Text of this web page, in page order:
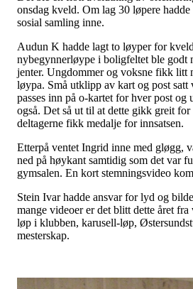
onsdag kveld. Om lag 30 løpere
sosial samling inne.
Audun K hadde lagt to løyper for
nybegynnerløype i boligfeltet ble godt
jenter. Ungdommer og voksne fikk litt
løypa. Små utklipp av kart og post satt
passes inn på o-kartet for hver post
også. Det så ut til at dette gikk greit
deltagerne fikk medalje for innsatsen.
Etterpå ventet Ingrid inne med gløgg,
ned på høykant samtidig som det var
gymsalen. En kort stemningsvideo
Stein Ivar hadde ansvar for lyd og
mange videoer er det blitt dette året
løp i klubben, karusell-løp,
mesterskap.